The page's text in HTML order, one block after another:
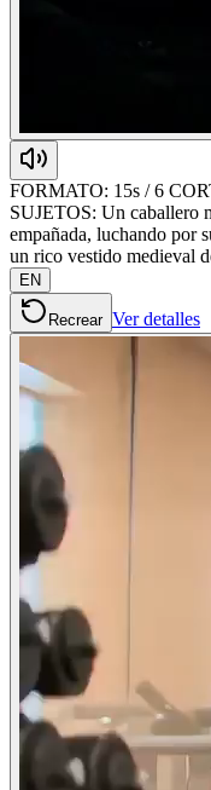
FORMATO: 15s / 6
SUJETOS: Un caballero
empañada, luchando por
un rico vestido medieval
EN
Recrear Ver detalles